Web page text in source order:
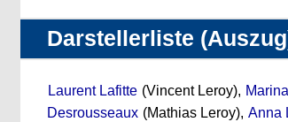
Darstellerliste
Laurent Lafitte (Vincent Leroy),
Desrousseaux (Mathias Leroy), Anna